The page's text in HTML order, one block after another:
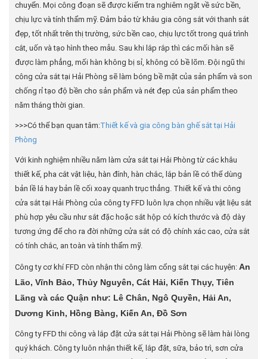
chuyển. Mọi công đoạn sẽ được kiểm tra nghiêm ngặt về sức bền,
chịu lực và tính thẩm mỹ. Đảm bảo từ khâu gia công sắt với thanh sắt
đẹp, tốt nhất trên thị trường, sức bền cao, chịu lực tốt trong quá trình
cắt, uốn và tạo hình theo mẫu. Sau khi lắp rắp thì các mối hàn sẽ
được làm phẳng, mối hàn không bị sỉ, không có bề lõm. Đội ngũ thi
công cửa sắt tại Hải Phòng sẽ làm bóng bề mặt của sản phẩm và son
chống rỉ tạo độ bền cho sản phẩm và nét đẹp của sản phẩm theo
năm tháng thời gian.
>>>Có thể bạn quan tâm:Thiết kế và gia công bàn ghế sắt tại Hải
Phòng
Với kinh nghiệm nhiều năm làm cửa sắt tại Hải Phòng từ các khâu
thiết kế, pha cắt vật liệu, hàn đính, hàn chắc, lắp bản lề có thể dùng
bản lề lá hay bản lề cối xoay quanh trục thẳng. Thiết kế và thi công
cửa sắt tại Hải Phòng của công ty FFD luôn lựa chọn nhiều vật liệu sắt
phù hợp yêu cầu như sắt đặc hoặc sắt hộp có kích thước và độ dày
tương ứng để cho ra đời những cửa sắt có độ chính xác cao, cửa sắt
có tính chắc, an toàn và tính thẩm mỹ.
Công ty cơ khí FFD còn nhận thi công làm cổng sắt tại các huyện: An
Lão, Vĩnh Bảo, Thủy Nguyên, Cát Hải, Kiến Thụy, Tiên
Lãng và các Quận như: Lê Chân, Ngô Quyền, Hải An,
Dương Kinh, Hồng Bàng, Kiến An, Đồ Sơn
Công ty FFD thi công và lắp đặt cửa sắt tại Hải Phòng sẽ làm hài lòng
quý khách. Công ty luôn nhận thiết kế, lắp đặt, sữa, bảo trì, sơn cửa